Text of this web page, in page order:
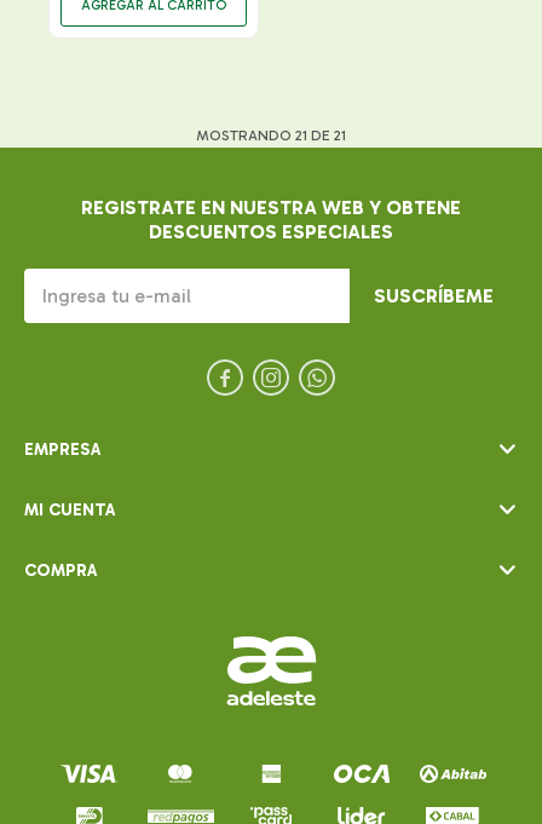
MOSTRANDO 21 DE 21
EMPRESA
MI CUENTA
COMPRA
REGISTRATE EN NUESTRA WEB Y OBTENE
DESCUENTOS ESPECIALES
SUSCRÍBEME
  